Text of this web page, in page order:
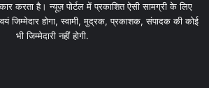
करता है। न्यूज़ पोर्टल में प्रकाशित ऐसी सामग्री के लिए
जिम्मेदार होगा, स्वामी, मुद्रक, प्रकाशक, संपादक की कोई
भी जिम्मेदारी नहीं होगी.